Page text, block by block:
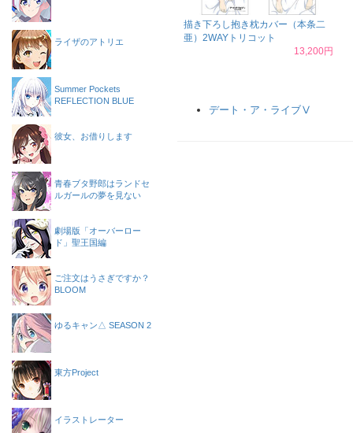
描き下ろし抱き枕カバー（本条二
亜）2WAYトリコット
13,200円
デート・ア・ライブⅤ
ライザのアトリエ
Summer Pockets
REFLECTION BLUE
彼女、お借りします
青春ブタ野郎はランドセ
ルガールの夢を見ない
劇場版「オーバーロー
ド」聖王国編
ご注文はうさぎですか？
BLOOM
ゆるキャン△ SEASON 2
東方Project
イラストレーター